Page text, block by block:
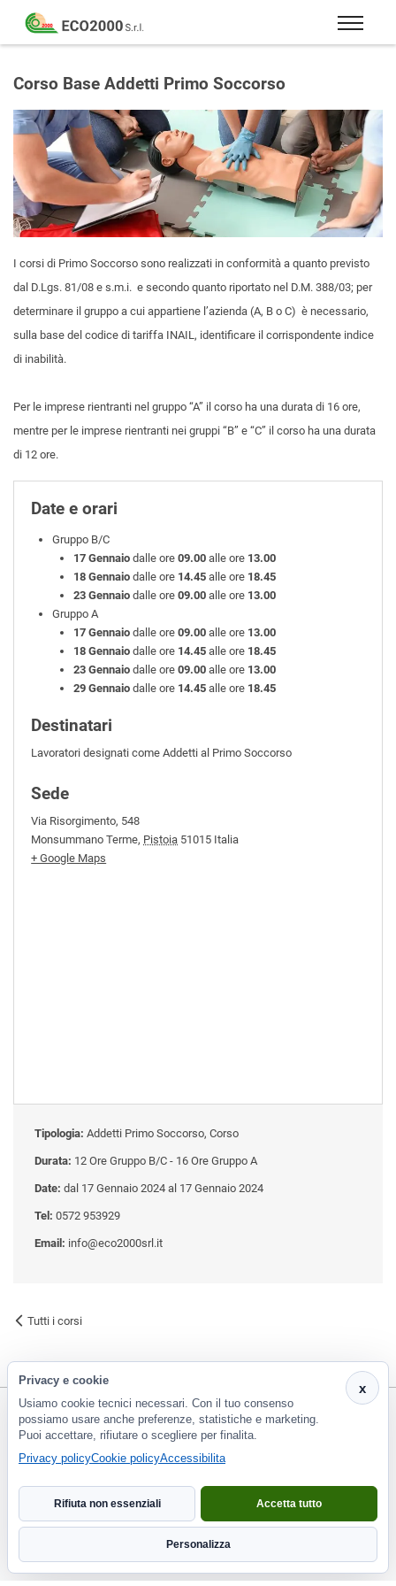
Eco
2000
Formazione
consulenza
per
la
sicurezza
sul
lavoro
–
81/08
Corso Base Addetti Primo Soccorso
I corsi di Primo Soccorso sono realizzati in conformità a quanto previsto
dal D.Lgs. 81/08 e s.m.i. e secondo quanto riportato nel D.M. 388/03; per
determinare il gruppo a cui appartiene l’azienda (A, B o C) è necessario,
sulla base del codice di tariffa INAIL, identificare il corrispondente indice
di inabilità.
Per le imprese rientranti nel gruppo “A” il corso ha una durata di 16 ore,
mentre per le imprese rientranti nei gruppi “B” e “C” il corso ha una durata
di 12 ore.
Date e orari
Gruppo B/C
17 Gennaio dalle ore09.00 alle ore 13.00
18 Gennaio dalle ore 14.45 alle ore 18.45
23 Gennaio dalle ore09.00 alle ore 13.00
Gruppo A
17 Gennaio dalle ore09.00 alle ore 13.00
18 Gennaio dalle ore 14.45 alle ore 18.45
23 Gennaio dalle ore09.00 alle ore 13.00
29 Gennaio dalle ore 14.45 alle ore 18.45
Destinatari
Lavoratori designati come Addetti al Primo Soccorso
Sede
Via Risorgimento, 548
Monsummano Terme, Pistoia 51015 Italia
+ Google Maps
Tipologia: Addetti Primo Soccorso, Corso
Durata: 12 Ore Gruppo B/C - 16 Ore Gruppo A
Date: dal 17 Gennaio 2024 al 17 Gennaio 2024
Tel: 0572 953929
Email: info@eco2000srl.it
Tutti i corsi
CF e P.Iva 01266420478 - REA: PT-188663 | Via Risorgimento, 548 - Monsummano Terme (PT) | 0572
953929
Informativa privacy
x
Privacy e cookie
Usiamo cookie tecnici necessari. Con il tuo consenso
possiamo usare anche preferenze, statistiche e marketing.
Puoi accettare, rifiutare o scegliere per finalita.
Privacy policyCookie policyAccessibilita
Rifiuta non essenziali
Personalizza
Accetta tutto